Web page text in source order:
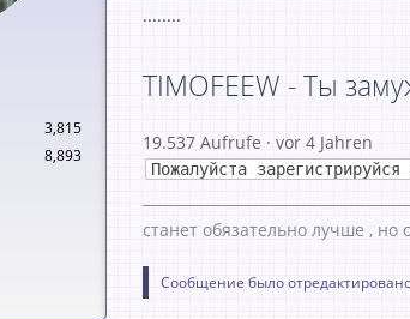
3,815
8,893
........
TIMOFEEW - Ты
19.537 Aufrufe · vor 4 Jahren
Пожалуйста
станет обязательно лучше , но
Сообщение было